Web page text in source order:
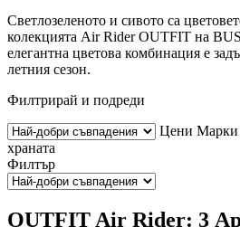
Светлозеленото и сивото са
колекцията Air Rider OUTFIT на
елегантна цветова комбинация е
летния сезон.
Филтрирай и подреди
Цени Марки
храната
Филтър
OUTFIT Air Rider: 3